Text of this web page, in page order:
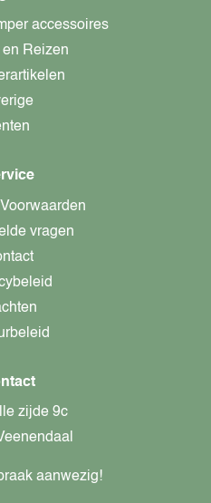
accessoires
Reizen
vragen
zijde 9c
aanwezig!